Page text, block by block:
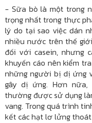
- Sữa bò là một trong
trọng nhất trong thực
lý do tại sao việc dán
nhiều nước trên thế
đối với casein, nhưng
khuyến cáo nên kiểm
những người bị dị ứng
gây dị ứng. Hơn
thường được sử dụng
vang. Trong quá trình
kết các hạt lơ lửng